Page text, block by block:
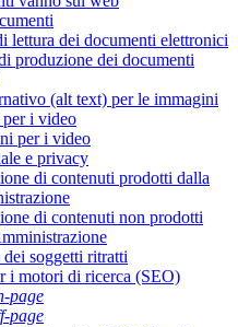
lettura dei documenti elettronici
produzione dei documenti
(alt text) per le immagini
i video
per i video
e privacy
di contenuti prodotti dalla
di contenuti non prodotti
soggetti ritratti
i motori di ricerca (SEO)
page
page